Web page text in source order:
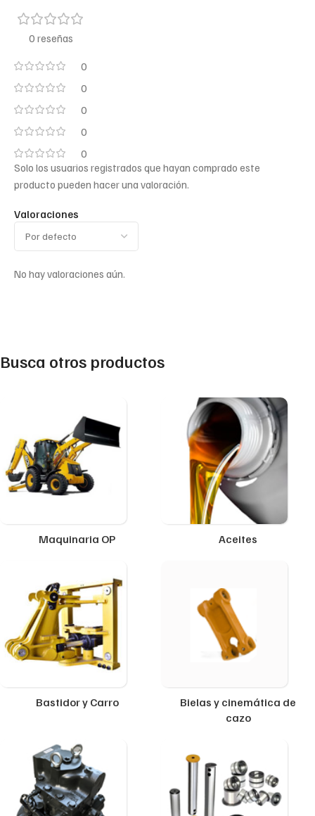
0 reseñas
0
0
0
0
0
Valoraciones
No hay valoraciones aún.
Solo los usuarios registrados que hayan comprado este
producto pueden hacer una valoración.
Busca otros productos
Maquinaria OP Aceites
Bastidor y Carro
Bielas y cinemática de
cazo